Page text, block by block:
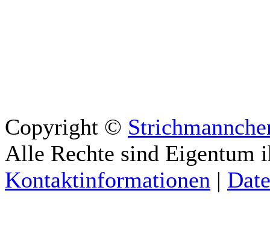
Copyright ©
Alle Rechte sind Eigentum
Kontaktinformationen |